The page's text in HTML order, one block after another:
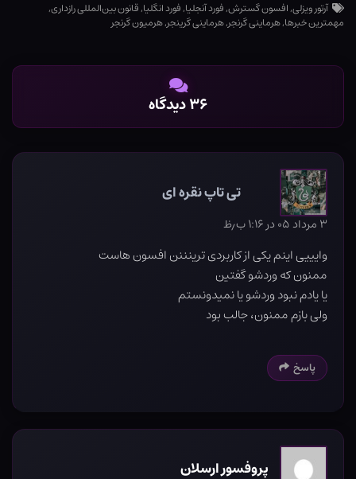
آرتور ویزلی,افسون گسترش,فورد آنجلیا,فورد انگلیا,قانون بین‌المللی رازداری,
مهمترین خبرها,هرماینی گرنجر,هرماینی گرینجر,هرمیون گرنجر
۳۶ دیدگاه
تی تاپ نقره ای
۳ مرداد ۰۵ در ۱:۱۶ ب٫ظ
وایییی اینم یکی از کاربردی ترینننن افسون هاست
ممنون که وردشو گفتین
یا یادم نبود وردشو یا نمیدونستم
ولی بازم ممنون، جالب بود
پاسخ
پروفسور ارسلان